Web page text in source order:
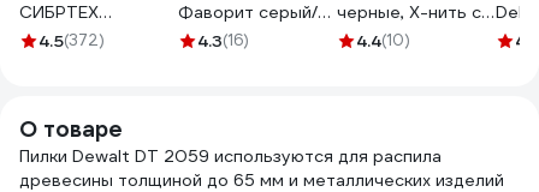
СИБРТЕХ
прозрачные,
защита 89155
4.5(372)
Фаворит серый/
светло-серый
4.3(16)
черные, Х-нить с
ПВХ 70073
4.4(10) 4.3
О товаре
Пилки Dewalt DT 2059 используются для распила
древесины толщиной до 65 мм и металлических изделий